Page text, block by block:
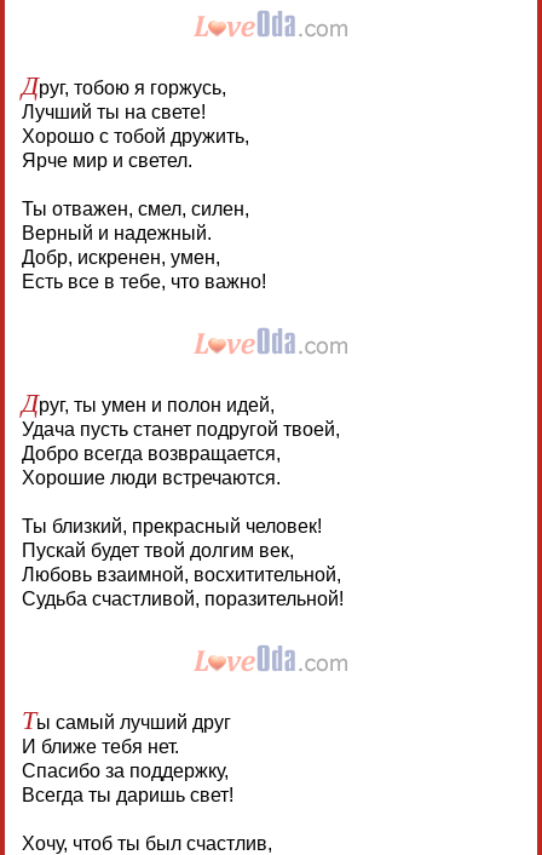
Друг, тобою я горжусь,
Лучший ты на свете!
Хорошо с тобой дружить,
Ярче мир и светел.
Ты отважен, смел, силен,
Верный и надежный.
Добр, искренен, умен,
Есть все в тебе, что важно!
Друг, ты умен и полон идей,
Удача пусть станет подругой твоей,
Добро всегда возвращается,
Хорошие люди встречаются.
Ты близкий, прекрасный человек!
Пускай будет твой долгим век,
Любовь взаимной, восхитительной,
Судьба счастливой, поразительной!
Ты самый лучший друг
И ближе тебя нет.
Спасибо за поддержку,
Всегда ты даришь свет!
Хочу, чтоб ты был счастлив,